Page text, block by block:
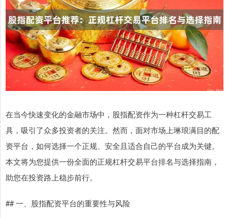
在当今快速变化的金融市场中，股指配资作为一种杠杆交易工
具，吸引了众多投资者的关注。然而，面对市场上琳琅满目的配
资平台，如何选择一个正规、安全且适合自己的平台成为关键。
本文将为您提供一份全面的正规杠杆交易平台排名与选择指南，
助您在投资路上稳步前行。
## 一、股指配资平台的重要性与风险